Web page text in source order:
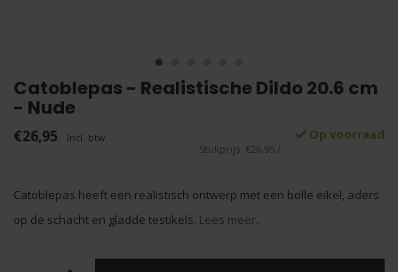
Catoblepas - Realistische Dildo 20.6 cm
- Nude
€26,95 Incl. btw Op voorraad
Stukprijs: €26,95 /
Catoblepas heeft een realistisch ontwerp met een bolle eikel, aders
op de schacht en gladde testikels. Lees meer..